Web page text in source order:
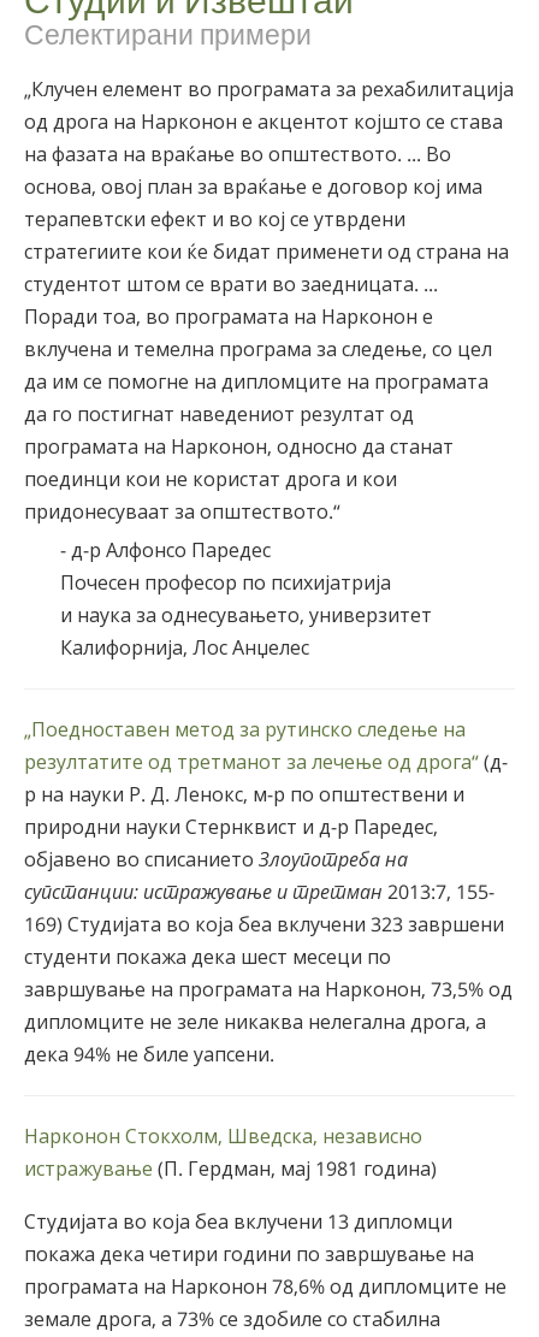
Селектирани примери
„Клучен елемент во програмата за рехабилитација
од дрога на Нарконон е акцентот којшто се става
на фазата на враќање во општеството. ... Во
основа, овој план за враќање е договор кој има
терапевтски ефект и во кој се утврдени
стратегиите кои ќе бидат применети од страна на
студентот штом се врати во заедницата. ...
Поради тоа, во програмата на Нарконон е
вклучена и темелна програма за следење, со цел
да им се помогне на дипломците на програмата
да го постигнат наведениот резултат од
програмата на Нарконон, односно да станат
поединци кои не користат дрога и кои
придонесуваат за општеството.“
- д-р Алфонсо Паредес
Почесен професор по психијатрија
и наука за однесувањето, универзитет
Калифорнија, Лос Анџелес
„Поедноставен метод за рутинско следење на
резултатите од третманот за лечење од дрога“(д-
р на науки Р. Д. Ленокс, м-р по општествени и
природни науки Стернквист и д-р Паредес,
објавено во списанието Злоупотреба на
супстанции: истражување и третман 2013:7, 155-
169) Студијата во која беа вклучени 323 завршени
студенти покажа дека шест месеци по
завршување на програмата на Нарконон, 73,5% од
дипломците не зеле никаква нелегална дрога, а
дека 94% не биле уапсени.
Нарконон Стокхолм, Шведска, независно
истражување (П. Гердман, мај 1981 година)
Студијата во која беа вклучени 13 дипломци
покажа дека четири години по завршување на
програмата на Нарконон 78,6% од дипломците не
земале дрога, а 73% се здобиле со стабилна